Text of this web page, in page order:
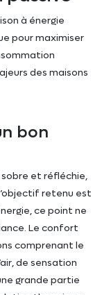
à énergie
pour maximiser
des maisons
bon
et réfléchie,
retenu est
ce point ne
Le confort
comprenant le
de sensation
grande partie